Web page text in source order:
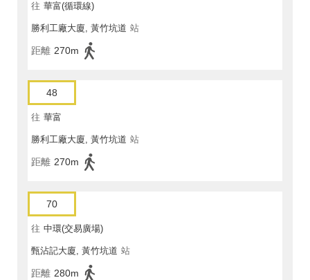
往 華富(循環線)
勝利工廠大廈, 黃竹坑道 站
距離 270m
48
往 華富
勝利工廠大廈, 黃竹坑道 站
距離 270m
70
往 中環(交易廣場)
甄沾記大廈, 黃竹坑道 站
距離 280m